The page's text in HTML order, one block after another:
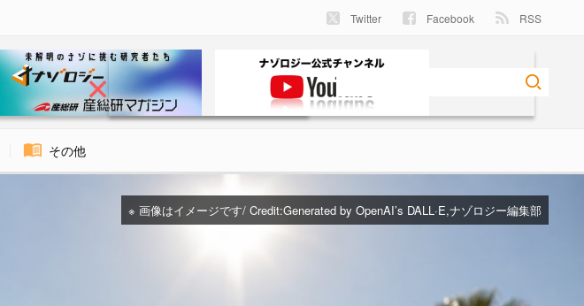
Twitter Facebook RSS
その他
※ 画像はイメージです/ Credit:Generated by OpenAI’s DALL·E,ナゾロジー編集部